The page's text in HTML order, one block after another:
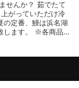
せんか？ 茹でたて
がっていただけ冷
の定番、鰻は浜名湖
します。 ※各商品
るものがございま